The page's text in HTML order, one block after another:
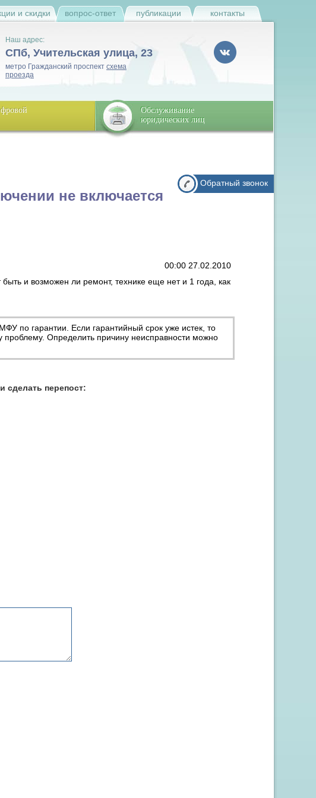
и скидки вопрос-ответ публикации контакты
Наш адрес:
СПб, Учительская улица, 23
метро Гражданский проспект схема
проезда
Обслуживание
юридических лиц
не включается
00:00 27.02.2010
и возможен ли ремонт, технике еще нет и 1 года, как
МФУ по гарантии. Если гарантийный срок уже истек, то
Определить причину неисправности можно
сделать перепост:
Обратный звонок